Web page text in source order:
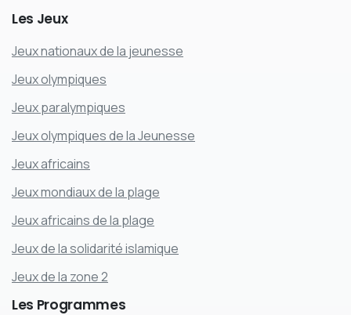
Les Jeux
Jeux nationaux de la jeunesse
Jeux olympiques
Jeux paralympiques
Jeux olympiques de la Jeunesse
Jeux africains
Jeux mondiaux de la plage
Jeux africains de la plage
Jeux de la solidarité islamique
Jeux de la zone 2
Les Programmes